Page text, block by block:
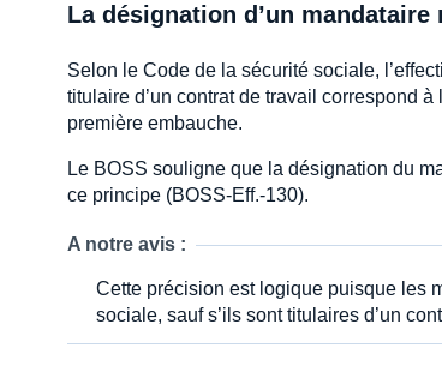
La désignation d’un
Selon le Code de la sécurité sociale,
titulaire d’un contrat de travail correspond
première embauche.
Le BOSS souligne que la désignation du
ce principe (BOSS-Eff.-130).
A notre avis :
Cette précision est logique puisque les
sociale, sauf s’ils sont titulaires d’un